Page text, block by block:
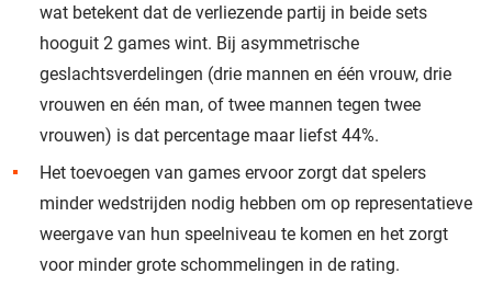
wat betekent dat de verliezende partij in beide sets
hooguit 2 games wint. Bij asymmetrische
geslachtsverdelingen (drie mannen en één vrouw, drie
vrouwen en één man, of twee mannen tegen twee
vrouwen) is dat percentage maar liefst 44%.
Het toevoegen van games ervoor zorgt dat spelers
minder wedstrijden nodig hebben om op representatieve
weergave van hun speelniveau te komen en het zorgt
voor minder grote schommelingen in de rating.